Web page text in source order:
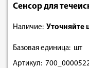
Сенсор для
Наличие: Уточняйте
Базовая единица: шт
Артикул: